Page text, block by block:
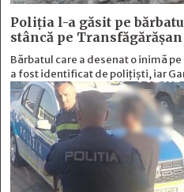
Poliția l-a găsit pe
stâncă pe Transfăgărășan
Bărbatul care a desenat o inimă
a fost identificat de polițiști, iar